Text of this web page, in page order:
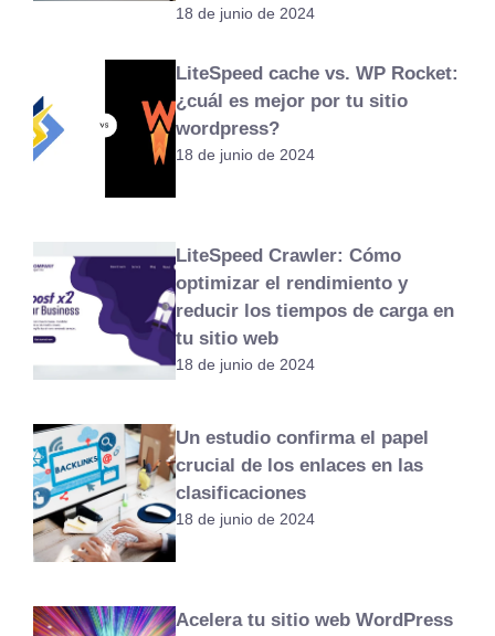
18 de junio de 2024
LiteSpeed cache ​​vs. WP Rocket:
¿cuál es mejor por tu sitio
wordpress?
18 de junio de 2024
LiteSpeed Crawler: Cómo
optimizar el rendimiento y
reducir los tiempos de carga en
tu sitio web
18 de junio de 2024
Un estudio confirma el papel
crucial de los enlaces en las
clasificaciones
18 de junio de 2024
Acelera tu sitio web WordPress